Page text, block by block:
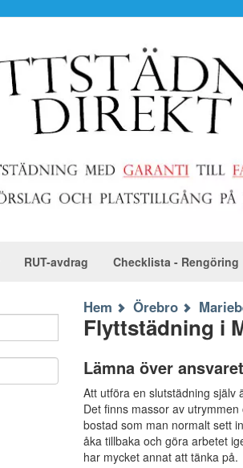
RUT-avdrag Checklista - Rengöring
Hem Örebro
Flyttstädning i
Lämna över
Att utföra en slutstädning själv
Det finns massor av
bostad som man normalt sett
åka tillbaka och göra arbetet
har mycket annat att tänka på.